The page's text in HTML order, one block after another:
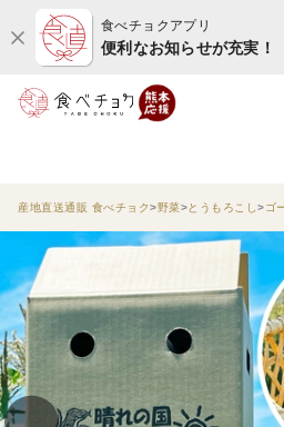
食べチョクアプリ
便利なお知らせが充実！
産地直送通販 食べチョク 野菜 とうもろこし ゴ